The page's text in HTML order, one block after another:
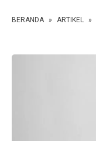
BERANDA » ARTIKEL »